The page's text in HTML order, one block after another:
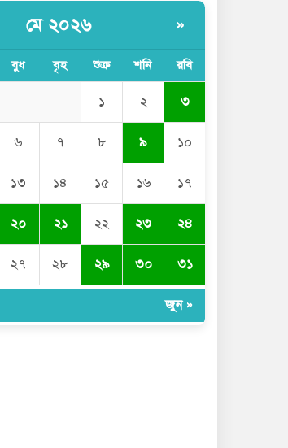
মে ২০২৬ »
বুধ বৃহ শুক্র শনি রবি
১ ২ ৩
৬ ৭ ৮ ৯ ১০
১৩ ১৪ ১৫ ১৬ ১৭
২০ ২১ ২২ ২৩ ২৪
২৭ ২৮ ২৯ ৩০ ৩১
জুন »